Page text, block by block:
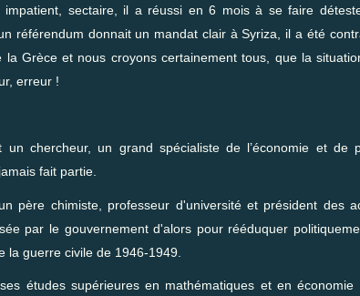
sectaire, il a réussi en 6 mois à se faire
référendum donnait un mandat clair à Syriza, il a été
la Grèce et nous croyons certainement tous, que la
erreur !
un chercheur, un grand spécialiste de l’économie et de
fait partie.
père chimiste, professeur d'université et président des
par le gouvernement d'alors pour rééduquer
la guerre civile de 1946-1949.
études supérieures en mathématiques et en